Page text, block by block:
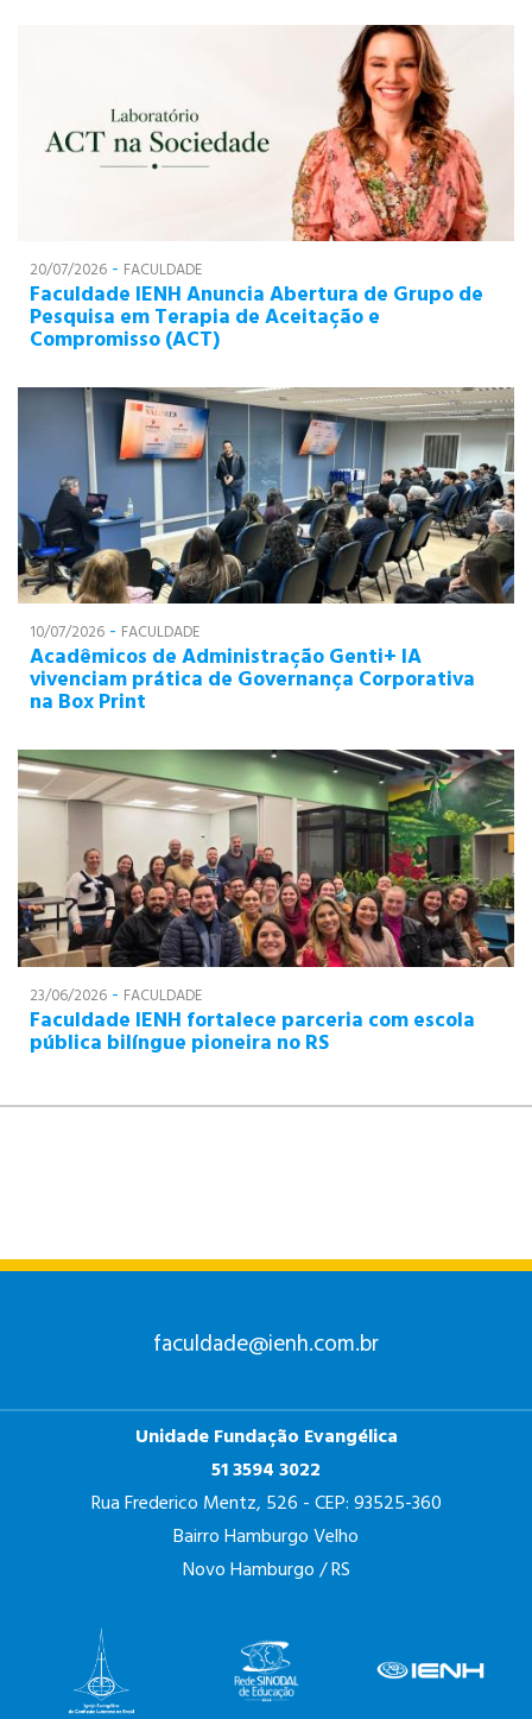
20/07/2026 - FACULDADE
Faculdade IENH Anuncia Abertura de Grupo de
Pesquisa em Terapia de Aceitação e
Compromisso (ACT)
10/07/2026 - FACULDADE
Acadêmicos de Administração Genti+ IA
vivenciam prática de Governança Corporativa
na Box Print
23/06/2026 - FACULDADE
Faculdade IENH fortalece parceria com escola
pública bilíngue pioneira no RS
faculdade@ienh.com.br
Unidade Fundação Evangélica
51 3594 3022
Rua Frederico Mentz, 526 - CEP: 93525-360
Bairro Hamburgo Velho
Novo Hamburgo / RS